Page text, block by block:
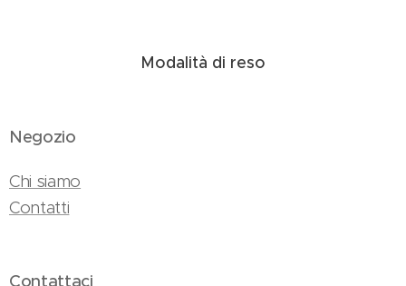
Modalità di reso
Negozio
Chi siamo
Contatti
Contattaci